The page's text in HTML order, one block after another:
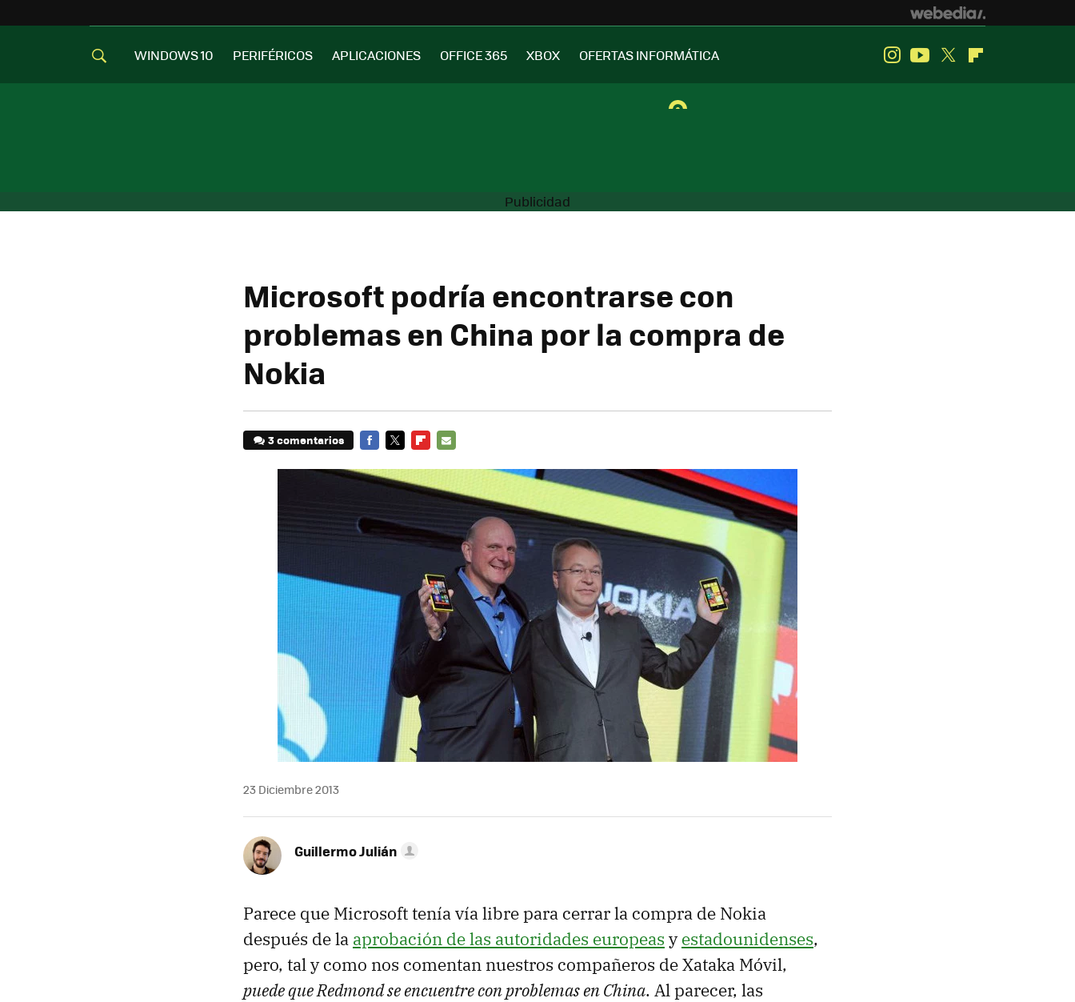
WINDOWS 10 PERIFÉRICOS APLICACIONES OFFICE 365 XBOX OFERTAS INFORMÁTICA InstagramYoutube
Twitter
Microsoft podría encontrarse con
problemas en China por la compra de
Nokia
3 comentarios
23 Diciembre 2013
Guillermo Julián
Parece que Microsoft tenía vía libre para cerrar la compra de Nokia
después de la aprobación de las autoridades europeas yestadounidenses,
pero, tal y como nos comentan nuestros compañeros de Xataka Móvil,
puede que Redmond se encuentre con problemas en China. Al parecer, las